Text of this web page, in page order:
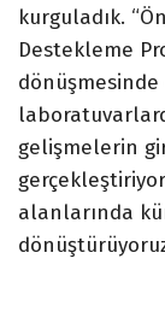
kurguladık.
Destekleme
gelişmelerin
alanlarında